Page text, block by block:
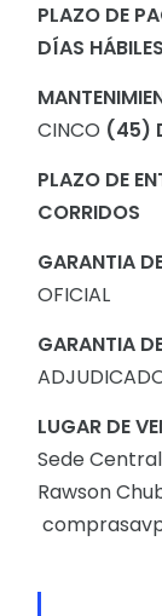
PLAZO DE
DÍAS HÁBILES
CINCO (45)
PLAZO DE
CORRIDOS
GARANTIA
OFICIAL
GARANTIA
LUGAR DE
Sede
Rawson